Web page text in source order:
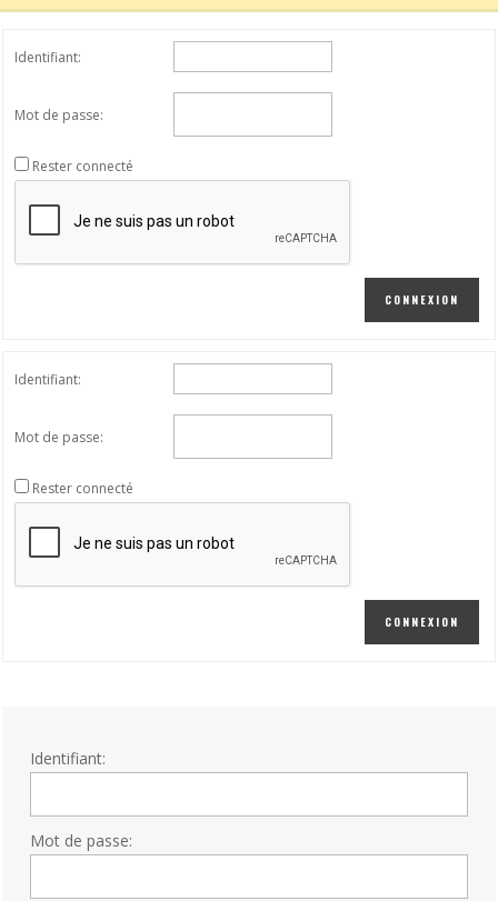
Identifiant:
Mot de passe:
Rester connecté
CONNEXION
Identifiant:
Mot de passe:
Rester connecté
CONNEXION
Identifiant:
Mot de passe: